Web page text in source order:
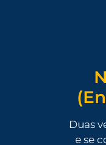
Duas
e se